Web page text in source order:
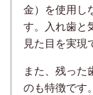
金）を使用し
す。入れ歯と
見た目を実現
また、残った
のも特徴です。